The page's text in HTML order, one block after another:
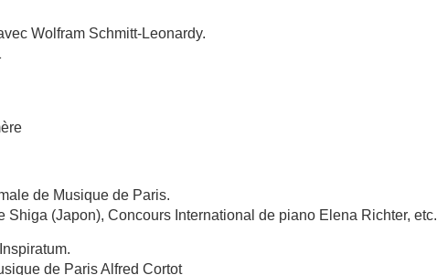
Wolfram Schmitt-Leonardy.
de Musique de Paris.
Shiga (Japon), Concours International de piano Elena Richter, etc.
de Paris Alfred Cortot